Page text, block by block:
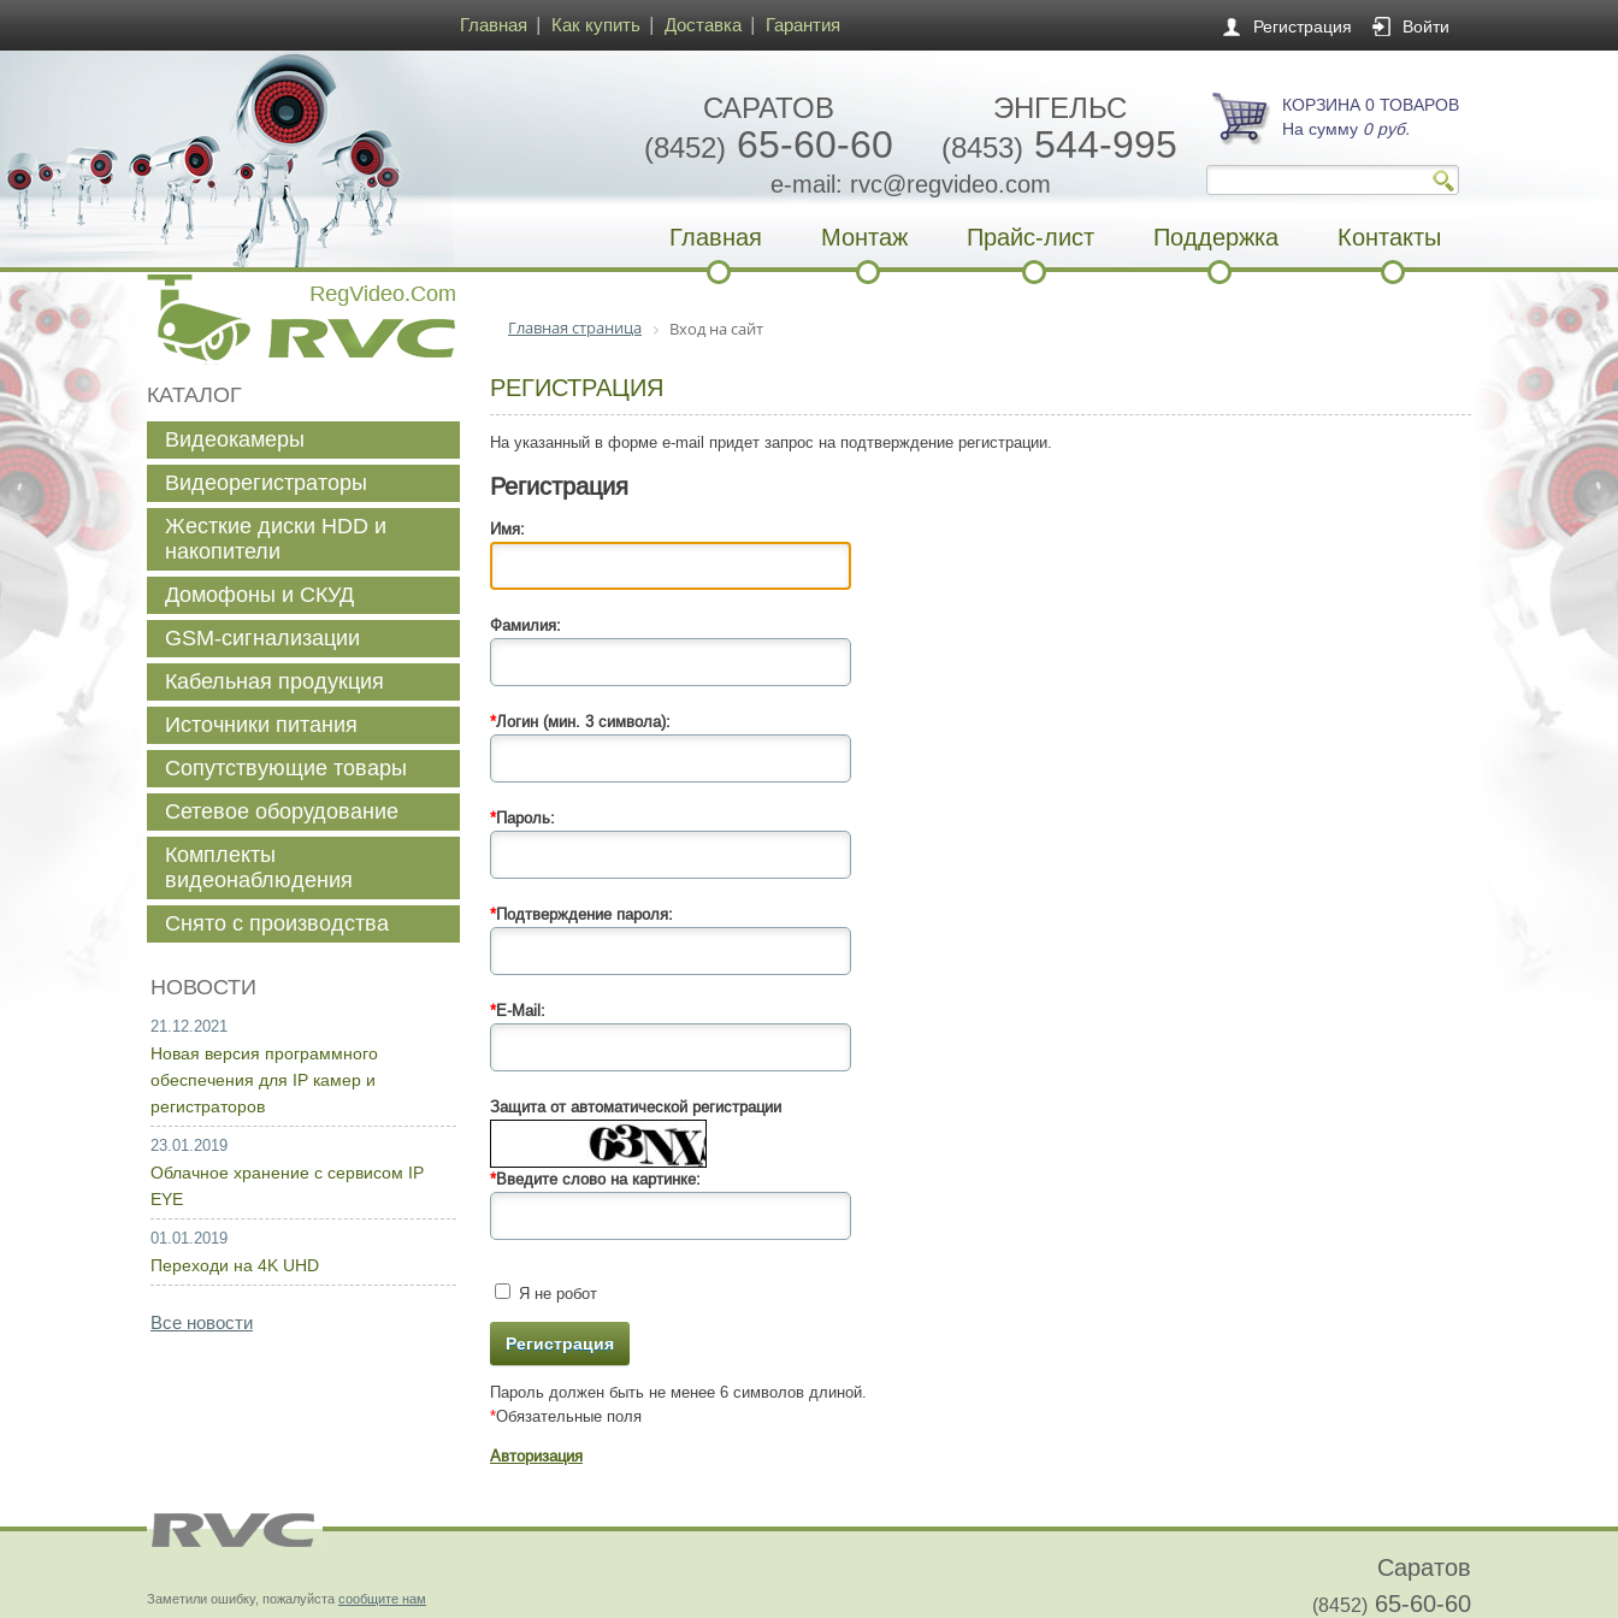
Главная Как купить Доставка Гарантия Регистрация Войти
САРАТОВ
(8452) 65-60-60
ЭНГЕЛЬС
(8453) 544-995
e-mail: rvc@regvideo.com
КОРЗИНА 0 ТОВАРОВ
На сумму 0 руб.
Главная Монтаж Прайс-лист Поддержка Контакты
Главная страница Вход на сайт
РЕГИСТРАЦИЯ
На указанный в форме e-mail придет запрос на подтверждение регистрации.
Регистрация
Имя:
Фамилия:
*Логин (мин. 3 символа):
*Пароль:
*Подтверждение пароля:
*E-Mail:
Защита от автоматической регистрации
*Введите слово на картинке:
Я не робот
Пароль должен быть не менее 6 символов длиной.
*Обязательные поля
Авторизация
КАТАЛОГ
Видеокамеры
Видеорегистраторы
Жесткие диски HDD и
накопители
Домофоны и СКУД
GSM-сигнализации
Кабельная продукция
Источники питания
Сопутствующие товары
Сетевое оборудование
Комплекты
видеонаблюдения
Снято с производства
НОВОСТИ
21.12.2021
Новая версия программного
обеспечения для IP камер и
регистраторов
23.01.2019
Облачное хранение с сервисом IP
EYE
01.01.2019
Переходи на 4K UHD
Все новости
Заметили ошибку, пожалуйста сообщите нам
Саратов
(8452) 65-60-60